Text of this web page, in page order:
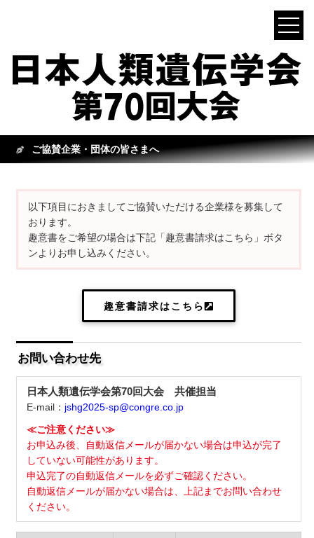
ご協賛企業・団体の皆さまへ
以下項目におきましてご協賛いただける企業様を募集して
おります。
趣意書をご希望の場合は下記「趣意書請求はこちら」ボタ
ンよりお申し込みください。
趣意書請求はこちら
お問い合わせ先
日本人類遺伝学会第70回大会 共催担当
E-mail： jshg2025-sp@congre.co.jp
≪ご注意ください≫
お申込み後、自動返信メールが届かない場合は申込が完了
していない可能性があります。
申込完了の自動返信メールを必ずご確認ください。
自動返信メールが届かない場合は、上記までお問い合わせ
ください。